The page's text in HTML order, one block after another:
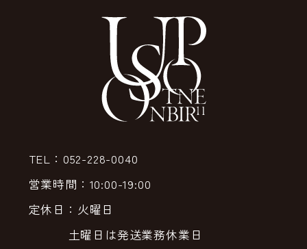
TEL：052-228-0040
営業時間：10:00-19:00
定休日：火曜日
土曜日は発送業務休業日